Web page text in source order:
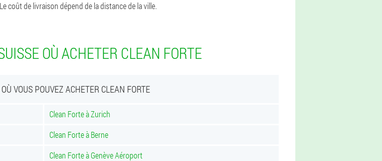
coût de livraison dépend de la distance de la ville.
OÙ ACHETER CLEAN FORTE
VOUS POUVEZ ACHETER CLEAN FORTE
Clean Forte à Zurich
Clean Forte à Berne
Clean Forte à Genève Aéroport